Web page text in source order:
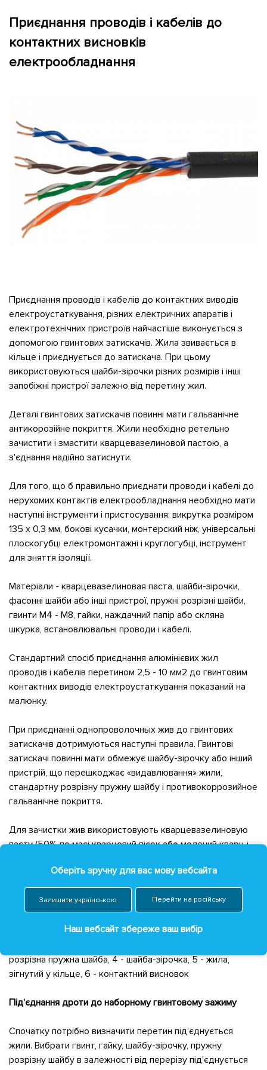
Контакти
Приєднання проводів і кабелів до
контактних висновків
електрообладнання
Приєднання проводів і кабелів до контактних виводів
електроустаткування, різних електричних апаратів і
електротехнічних пристроїв найчастіше виконується з
допомогою гвинтових затискачів. Жила звивається в
кільце і приєднується до затискача. При цьому
використовуються шайби-зірочки різних розмірів і інші
запобіжні пристрої залежно від перетину жил.
Деталі гвинтових затискачів повинні мати гальванічне
антикорозійне покриття. Жили необхідно ретельно
зачистити і змастити кварцевазелиновой пастою, а
з'єднання надійно затиснути.
Для того, що б правильно приєднати проводи і кабелі до
нерухомих контактів електрообладнання необхідно мати
наступні інструменти і пристосування: викрутка розміром
135 х 0,3 мм, бокові кусачки, монтерский ніж, універсальні
плоскогубці електромонтажні і круглогубці, інструмент
для зняття ізоляції.
Матеріали - кварцевазелиновая паста, шайби-зірочки,
фасонні шайби або інші пристрої, пружні розрізні шайби,
гвинти М4 - М8, гайки, наждачний папір або скляна
шкурка, встановлювальні проводи і кабелі.
Стандартний спосіб приєднання алюмінієвих жил
проводів і кабелів перетином 2,5 - 10 мм2 до гвинтовим
контактних виводів електроустаткування показаний на
малюнку.
При приєднанні однопроволочных жив до гвинтових
затискачів дотримуються наступні правила. Гвинтові
затискачі повинні мати обмежує шайбу-зірочку або інший
пристрій, що перешкоджає «видавлювання» жили,
стандартну розрізну пружну шайбу і противокоррозийное
гальванічне покриття.
Для зачистки жив використовують кварцевазелиновую
пасту (50% по масі кварцовий пісок або мелений кварц і
нейтральний технічний вазелін і скляну шкірку або
наждачний папір.
розрізна пружна шайба, 4 - шайба-зірочка, 5 - жила,
зігнутий у кільце, 6 - контактний висновок
Під'єднання дроти до наборному гвинтовому зажиму
Спочатку потрібно визначити перетин під'єднується
жили. Вибрати гвинт, гайку, шайбу-зірочку, пружну
розрізну шайбу в залежності від перерізу під'єднується
Оберіть зручну для вас мову вебсайта
Залишити українською Перейти на російську
Наш вебсайт збереже ваш вибір